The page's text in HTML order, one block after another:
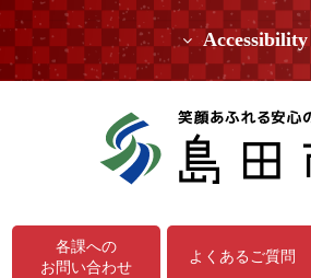
Accessibility
各課への
お問い合わせ
よくあるご質問